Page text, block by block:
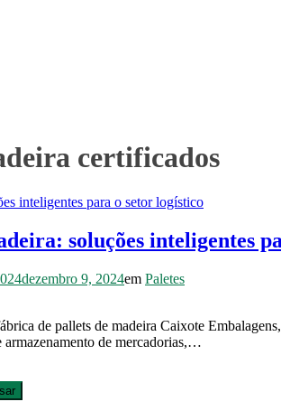
certificados
soluções inteligentes
dezembro 9, 2024em Paletes
de pallets de madeira Caixote
armazenamento de mercadorias,…